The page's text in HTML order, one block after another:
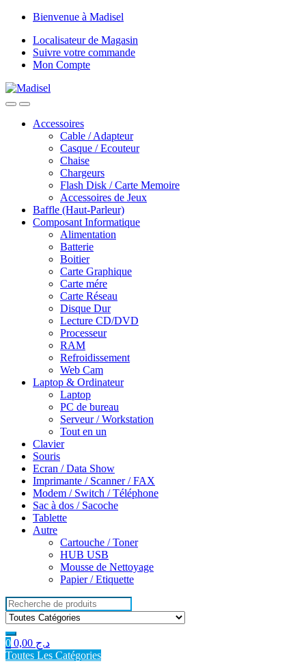
Skip
navigation
Skip
content
Bienvenue à Madisel
Localisateur de Magasin
Suivre votre commande
Mon Compte
Accessoires
Cable / Adapteur
Casque / Ecouteur
Chaise
Chargeurs
Flash Disk / Carte Memoire
Accessoires de Jeux
Baffle (Haut-Parleur)
Composant Informatique
Alimentation
Batterie
Boitier
Carte Graphique
Carte mére
Carte Réseau
Disque Dur
Lecture CD/DVD
Processeur
RAM
Refroidissement
Web Cam
Laptop & Ordinateur
Laptop
PC de bureau
Serveur / Workstation
Tout en un
Clavier
Souris
Ecran / Data Show
Imprimante / Scanner / FAX
Modem / Switch / Téléphone
Sac à dos / Sacoche
Tablette
Autre
Cartouche / Toner
HUB USB
Mousse de Nettoyage
Papier / Etiquette
Search
for:
0 د.ج
Toutes Les Catégories